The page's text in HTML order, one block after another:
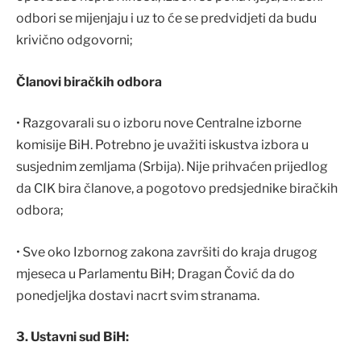
odbori se mijenjaju i uz to će se predvidjeti da budu
krivično odgovorni;
Članovi biračkih odbora
• Razgovarali su o izboru nove Centralne izborne
komisije BiH. Potrebno je uvažiti iskustva izbora u
susjednim zemljama (Srbija). Nije prihvaćen prijedlog
da CIK bira članove, a pogotovo predsjednike biračkih
odbora;
• Sve oko Izbornog zakona završiti do kraja drugog
mjeseca u Parlamentu BiH; Dragan Čović da do
ponedjeljka dostavi nacrt svim stranama.
3. Ustavni sud BiH: